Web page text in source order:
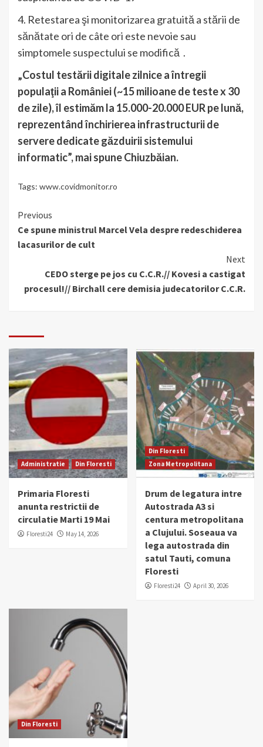
4. Retestarea şi monitorizarea gratuită a stării de
sănătate ori de câte ori este nevoie sau
simptomele suspectului se modifică .
„Costul testării digitale zilnice a întregii
populaţii a României (~15 milioane de teste x 30
de zile), îl estimăm la 15.000-20.000 EUR pe lună,
reprezentând închirierea infrastructurii de
servere dedicate găzduirii sistemului
informatic”, mai spune Chiuzbăian.
Tags: www.covidmonitor.ro
Continue
Reading
Previous
Ce spune ministrul Marcel Vela despre redeschiderea
lacasurilor de cult
Next
CEDO sterge pe jos cu C.C.R.// Kovesi a castigat
procesul!// Birchall cere demisia judecatorilor C.C.R.
Administratie Din Floresti
Primaria Floresti
anunta restrictii de
circulatie Marti 19 Mai
Floresti24 May 14, 2026
Din Floresti
Zona Metropolitana
Drum de legatura intre
Autostrada A3 si
centura metropolitana
a Clujului. Soseaua va
lega autostrada din
satul Tauti, comuna
Floresti
Floresti24 April 30, 2026
Din Floresti